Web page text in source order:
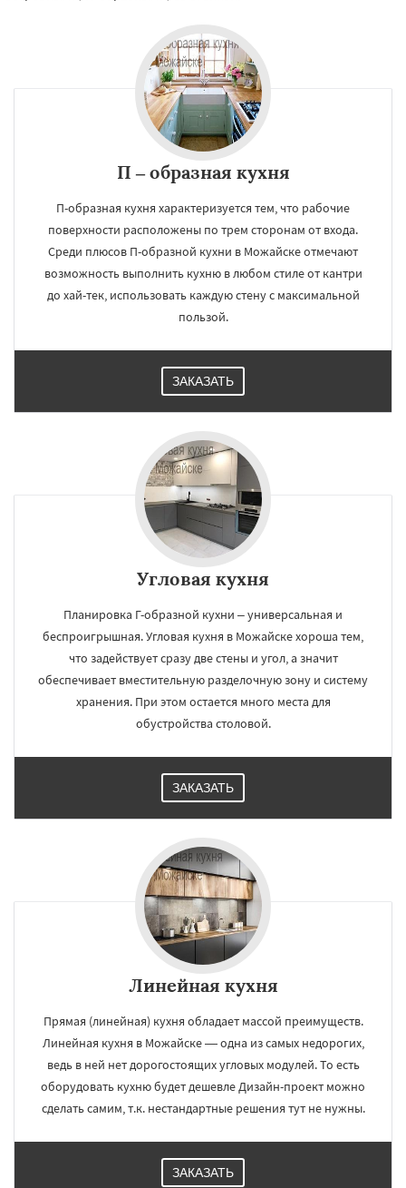
П – образная кухня
П-образная кухня характеризуется тем, что рабочие
поверхности расположены по трем сторонам от входа.
Среди плюсов П-образной кухни в Можайске отмечают
возможность выполнить кухню в любом стиле от кантри
до хай-тек, использовать каждую стену с максимальной
пользой.
ЗАКАЗАТЬ
Угловая кухня
Планировка Г-образной кухни – универсальная и
беспроигрышная. Угловая кухня в Можайске хороша тем,
что задействует сразу две стены и угол, а значит
обеспечивает вместительную разделочную зону и систему
хранения. При этом остается много места для
обустройства столовой.
ЗАКАЗАТЬ
Линейная кухня
Прямая (линейная) кухня обладает массой преимуществ.
Линейная кухня в Можайске — одна из самых недорогих,
ведь в ней нет дорогостоящих угловых модулей. То есть
оборудовать кухню будет дешевле Дизайн-проект можно
сделать самим, т.к. нестандартные решения тут не нужны.
ЗАКАЗАТЬ